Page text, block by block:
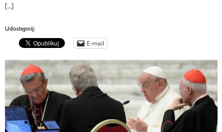
[…]
Udostępnij:
E-mail